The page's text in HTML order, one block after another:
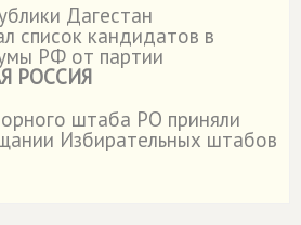
Дагестан
список кандидатов в
РФ от партии
РОССИЯ
штаба РО приняли
Избирательных штабов